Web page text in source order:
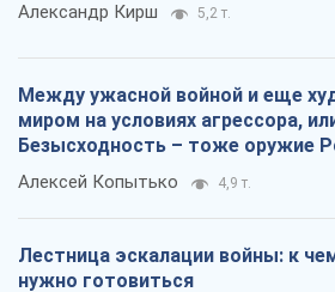
Александр Кирш 5,2 т.
Между ужасной войной и еще
миром на условиях агрессора,
Безысходность – тоже оружие
Алексей Копытько 4,9 т.
Лестница эскалации войны: к
нужно готовиться